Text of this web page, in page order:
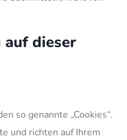
auf dieser
so genannte „Cookies“.
und richten auf Ihrem